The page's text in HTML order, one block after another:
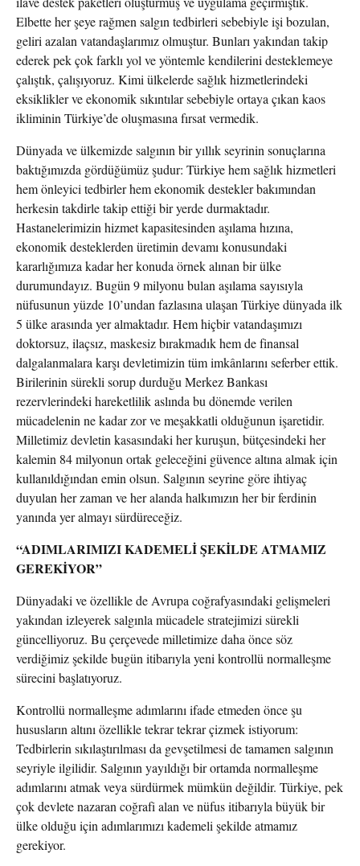
Elbette her şeye rağmen salgın tedbirleri sebebiyle işi bozulan,
geliri azalan vatandaşlarımız olmuştur. Bunları yakından takip
ederek pek çok farklı yol ve yöntemle kendilerini desteklemeye
çalıştık, çalışıyoruz. Kimi ülkelerde sağlık hizmetlerindeki
eksiklikler ve ekonomik sıkıntılar sebebiyle ortaya çıkan kaos
ikliminin Türkiye’de oluşmasına fırsat vermedik.
Dünyada ve ülkemizde salgının bir yıllık seyrinin sonuçlarına
baktığımızda gördüğümüz şudur: Türkiye hem sağlık hizmetleri
hem önleyici tedbirler hem ekonomik destekler bakımından
herkesin takdirle takip ettiği bir yerde durmaktadır.
Hastanelerimizin hizmet kapasitesinden aşılama hızına,
ekonomik desteklerden üretimin devamı konusundaki
kararlığımıza kadar her konuda örnek alınan bir ülke
durumundayız. Bugün 9 milyonu bulan aşılama sayısıyla
nüfusunun yüzde 10’undan fazlasına ulaşan Türkiye dünyada ilk
5 ülke arasında yer almaktadır. Hem hiçbir vatandaşımızı
doktorsuz, ilaçsız, maskesiz bırakmadık hem de finansal
dalgalanmalara karşı devletimizin tüm imkânlarını seferber ettik.
Birilerinin sürekli sorup durduğu Merkez Bankası
rezervlerindeki hareketlilik aslında bu dönemde verilen
mücadelenin ne kadar zor ve meşakkatli olduğunun işaretidir.
Milletimiz devletin kasasındaki her kuruşun, bütçesindeki her
kalemin 84 milyonun ortak geleceğini güvence altına almak için
kullanıldığından emin olsun. Salgının seyrine göre ihtiyaç
duyulan her zaman ve her alanda halkımızın her bir ferdinin
yanında yer almayı sürdüreceğiz.
“ADIMLARIMIZI KADEMELİ ŞEKİLDE ATMAMIZ
GEREKİYOR”
Dünyadaki ve özellikle de Avrupa coğrafyasındaki gelişmeleri
yakından izleyerek salgınla mücadele stratejimizi sürekli
güncelliyoruz. Bu çerçevede milletimize daha önce söz
verdiğimiz şekilde bugün itibarıyla yeni kontrollü normalleşme
sürecini başlatıyoruz.
Kontrollü normalleşme adımlarını ifade etmeden önce şu
hususların altını özellikle tekrar tekrar çizmek istiyorum:
Tedbirlerin sıkılaştırılması da gevşetilmesi de tamamen salgının
seyriyle ilgilidir. Salgının yayıldığı bir ortamda normalleşme
adımlarını atmak veya sürdürmek mümkün değildir. Türkiye, pek
çok devlete nazaran coğrafi alan ve nüfus itibarıyla büyük bir
ülke olduğu için adımlarımızı kademeli şekilde atmamız
gerekiyor.